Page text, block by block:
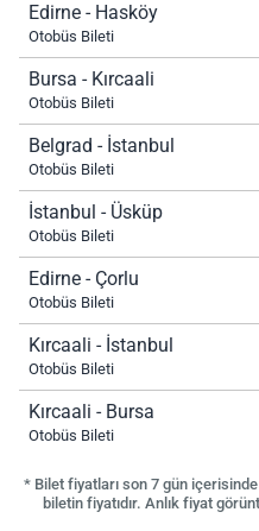
Edirne - Hasköy
Otobüs Bileti
Bursa - Kırcaali
Otobüs Bileti
Belgrad - İstanbul
Otobüs Bileti
İstanbul - Üsküp
Otobüs Bileti
Edirne - Çorlu
Otobüs Bileti
Kırcaali - İstanbul
Otobüs Bileti
Kırcaali - Bursa
Otobüs Bileti
* Bilet fiyatları son 7 gün
biletin fiyatıdır. Anlık fiyat